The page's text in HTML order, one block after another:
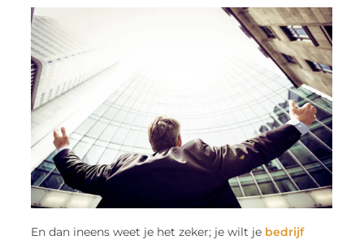
En dan ineens weet je het zeker; je wilt je bedrijf